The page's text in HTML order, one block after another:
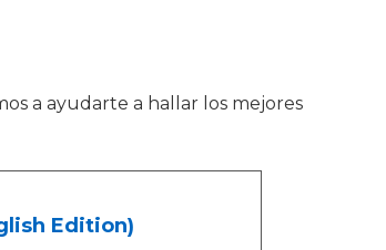
a ayudarte a hallar los mejores
Edition)